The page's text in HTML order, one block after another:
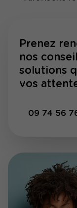
Prenez
nos
solutions
vos
09 74 56